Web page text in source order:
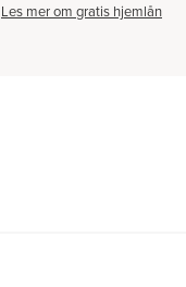
Les mer om gratis hjemlån